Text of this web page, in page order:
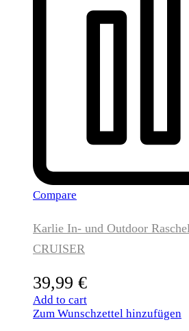
Compare
Karlie In- und Outdoor
CRUISER
39,99 €
Add to cart
Zum Wunschzettel hinzufügen